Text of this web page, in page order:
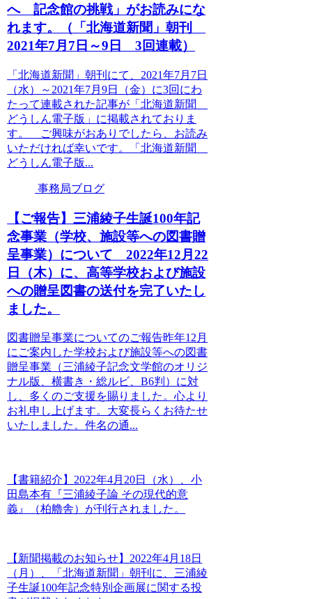
へ 記念館の挑戦」がお読みにな
れます。（「北海道新聞」朝刊
2021年7月7日～9日 3回連載）
「北海道新聞」朝刊にて、2021年7月7日
（水）～2021年7月9日（金）に3回にわ
たって連載された記事が「北海道新聞
どうしん電子版」に掲載されておりま
す。 ご興味がおありでしたら、お読み
いただければ幸いです。「北海道新聞
どうしん電子版...
事務局ブログ
【ご報告】三浦綾子生誕100年記
念事業（学校、施設等への図書贈
呈事業）について 2022年12月22
日（木）に、高等学校および施設
への贈呈図書の送付を完了いたし
ました。
図書贈呈事業についてのご報告昨年12月
にご案内した学校および施設等への図書
贈呈事業（三浦綾子記念文学館のオリジ
ナル版、横書き・総ルビ、B6判）に対
し、多くのご支援を賜りました。心より
お礼申し上げます。大変長らくお待たせ
いたしました。件名の通...
【書籍紹介】2022年4月20日（水）、小
田島本有『三浦綾子論 その現代的意
義』（柏艪舎）が刊行されました。
【新聞掲載のお知らせ】2022年4月18日
（月）、「北海道新聞」朝刊に、三浦綾
子生誕100年記念特別企画展に関する投